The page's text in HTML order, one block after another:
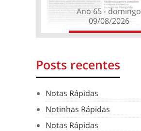
Ano 65 - domingo
09/08/2026
Posts recentes
Notas Rápidas
Notinhas Rápidas
Notas Rápidas